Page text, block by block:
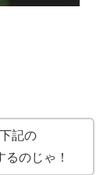
記の
のじゃ！